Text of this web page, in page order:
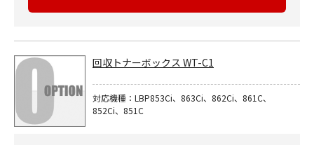
回収トナーボックス WT-C1
対応機種：LBP853Ci、863Ci、862Ci、861C、
852Ci、851C